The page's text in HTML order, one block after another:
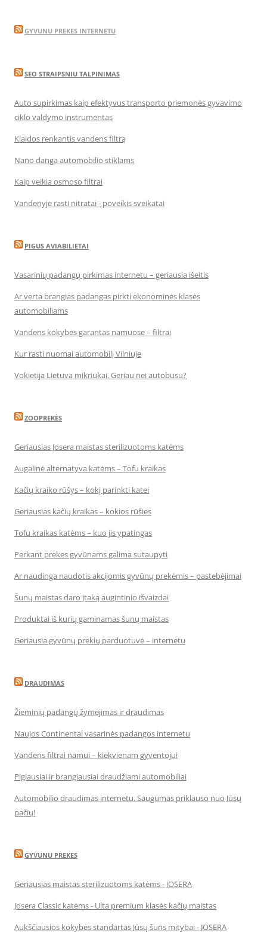
GYVUNU PREKES INTERNETU
SEO STRAIPSNIU TALPINIMAS
Auto supirkimas kaip efektyvus transporto priemonės gyvavimo
ciklo valdymo instrumentas
Klaidos renkantis vandens filtrą
Nano danga automobilio stiklams
Kaip veikia osmoso filtrai
Vandenyje rasti nitratai - poveikis sveikatai
PIGUS AVIABILIETAI
Vasarinių padangų pirkimas internetu – geriausia išeitis
Ar verta brangias padangas pirkti ekonominės klasės
automobiliams
Vandens kokybės garantas namuose – filtrai
Kur rasti nuomai automobilį Vilniuje
Vokietija Lietuva mikriukai. Geriau nei autobusu?
ZOOPREKĖS
Geriausias Josera maistas sterilizuotoms katėms
Augalinė alternatyva katėms – Tofu kraikas
Kačių kraiko rūšys – kokį parinkti katei
Geriausias kačių kraikas – kokios rūšies
Tofu kraikas katėms – kuo jis ypatingas
Perkant prekes gyvūnams galima sutaupyti
Ar naudinga naudotis akcijomis gyvūnų prekėmis – pastebėjimai
Šunų maistas daro įtaką augintinio išvaizdai
Produktai iš kurių gaminamas šunų maistas
Geriausia gyvūnų prekių parduotuvė – internetu
DRAUDIMAS
Žieminių padangų žymėjimas ir draudimas
Naujos Continental vasarinės padangos internetu
Vandens filtrai namui – kiekvienam gyventojui
Pigiausiai ir brangiausiai draudžiami automobiliai
Automobilio draudimas internetu. Saugumas priklauso nuo Jūsų
pačių!
GYVUNU PREKES
Geriausias maistas sterilizuotoms katėms - JOSERA
Josera Classic katėms - Ulta premium klasės kačių maistas
Aukščiausios kokybės standartas Jūsų šuns mitybai - JOSERA